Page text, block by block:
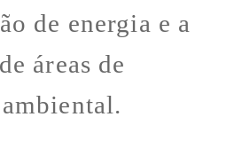
de energia e a
áreas de